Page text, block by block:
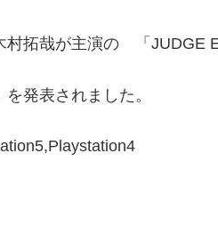
拓哉が主演の 「JUDGE
発表されました。